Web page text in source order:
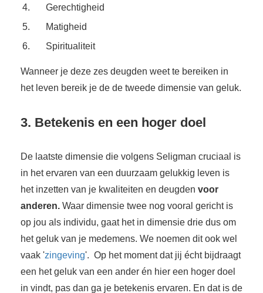
Gerechtigheid
Matigheid
Spiritualiteit
Wanneer je deze zes deugden weet te bereiken in
het leven bereik je de de tweede dimensie van geluk.
3. Betekenis en een hoger doel
De laatste dimensie die volgens Seligman cruciaal is
in het ervaren van een duurzaam gelukkig leven is
het inzetten van je kwaliteiten en deugden voor
anderen. Waar dimensie twee nog vooral gericht is
op jou als individu, gaat het in dimensie drie dus om
het geluk van je medemens. We noemen dit ook wel
vaak 'zingeving'. Op het moment dat jij écht bijdraagt
een het geluk van een ander én hier een hoger doel
in vindt, pas dan ga je betekenis ervaren. En dat is de